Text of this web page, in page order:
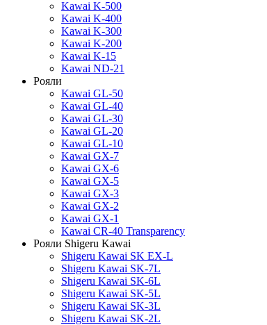
Kawai K-500
Kawai K-400
Kawai K-300
Kawai K-200
Kawai K-15
Kawai ND-21
Рояли
Kawai GL-50
Kawai GL-40
Kawai GL-30
Kawai GL-20
Kawai GL-10
Kawai GX-7
Kawai GX-6
Kawai GX-5
Kawai GX-3
Kawai GX-2
Kawai GX-1
Kawai CR-40 Transparency
Рояли Shigeru Kawai
Shigeru Kawai SK EX-L
Shigeru Kawai SK-7L
Shigeru Kawai SK-6L
Shigeru Kawai SK-5L
Shigeru Kawai SK-3L
Shigeru Kawai SK-2L